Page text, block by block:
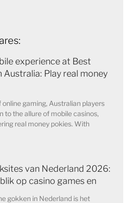
experience at Best
Australia: Play real money
gaming, Australian players
to the allure of mobile casinos,
real money pokies. With
van Nederland 2026:
op casino games en
gokken in Nederland is het